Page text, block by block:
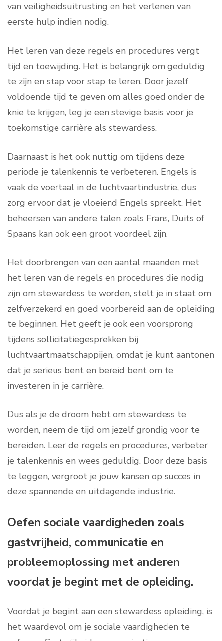
van veiligheidsuitrusting en het verlenen van
eerste hulp indien nodig.
Het leren van deze regels en procedures vergt
tijd en toewijding. Het is belangrijk om geduldig
te zijn en stap voor stap te leren. Door jezelf
voldoende tijd te geven om alles goed onder de
knie te krijgen, leg je een stevige basis voor je
toekomstige carrière als stewardess.
Daarnaast is het ook nuttig om tijdens deze
periode je talenkennis te verbeteren. Engels is
vaak de voertaal in de luchtvaartindustrie, dus
zorg ervoor dat je vloeiend Engels spreekt. Het
beheersen van andere talen zoals Frans, Duits of
Spaans kan ook een groot voordeel zijn.
Het doorbrengen van een aantal maanden met
het leren van de regels en procedures die nodig
zijn om stewardess te worden, stelt je in staat om
zelfverzekerd en goed voorbereid aan de opleiding
te beginnen. Het geeft je ook een voorsprong
tijdens sollicitatiegesprekken bij
luchtvaartmaatschappijen, omdat je kunt aantonen
dat je serieus bent en bereid bent om te
investeren in je carrière.
Dus als je de droom hebt om stewardess te
worden, neem de tijd om jezelf grondig voor te
bereiden. Leer de regels en procedures, verbeter
je talenkennis en wees geduldig. Door deze basis
te leggen, vergroot je jouw kansen op succes in
deze spannende en uitdagende industrie.
Oefen sociale vaardigheden zoals
gastvrijheid, communicatie en
probleemoplossing met anderen
voordat je begint met de opleiding.
Voordat je begint aan een stewardess opleiding, is
het waardevol om je sociale vaardigheden te